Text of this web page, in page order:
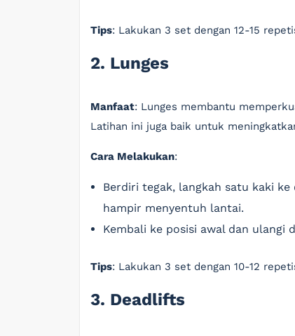
Tips: Lakukan 3 set dengan 12-15
2. Lunges
Manfaat: Lunges membantu
Latihan ini juga baik untuk
Cara Melakukan:
Berdiri tegak, langkah satu kaki
hampir menyentuh lantai.
Kembali ke posisi awal dan ulangi
Tips: Lakukan 3 set dengan 10-12
3. Deadlifts